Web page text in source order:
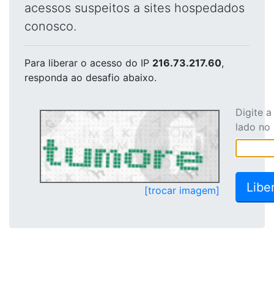
acessos suspeitos a sites hospedados
conosco.
Para liberar o acesso do IP 216.73.217.60,
responda ao desafio abaixo.
[trocar imagem]
Digite
lado no